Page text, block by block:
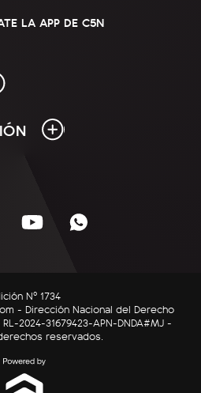
LA APP DE C5N
Nº 1734
- Dirección Nacional del Derecho
2024-31679423-APN-DNDA#MJ -
reservados.